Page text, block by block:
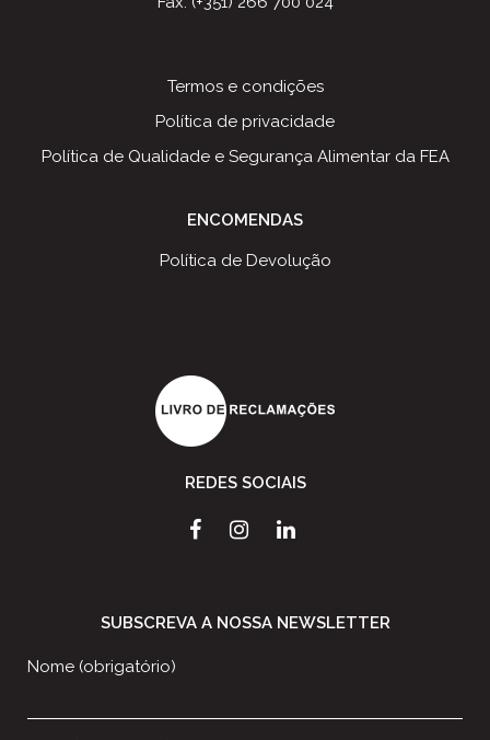
Termos e condições
Política de privacidade
Política de Qualidade e Segurança Alimentar da FEA
ENCOMENDAS
Política de Devolução
REDES SOCIAIS
SUBSCREVA A NOSSA NEWSLETTER
Nome (obrigatório)